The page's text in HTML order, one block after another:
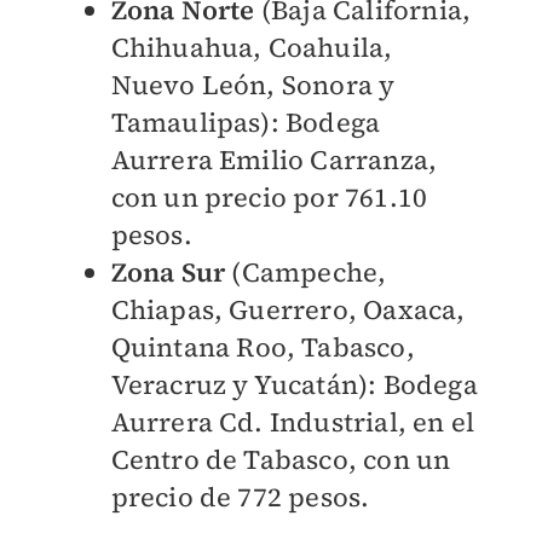
Zona Norte (Baja California,
Chihuahua, Coahuila,
Nuevo León, Sonora y
Tamaulipas): Bodega
Aurrera Emilio Carranza,
con un precio por 761.10
pesos.
Zona Sur(Campeche,
Chiapas, Guerrero, Oaxaca,
Quintana Roo, Tabasco,
Veracruz y Yucatán): Bodega
Aurrera Cd. Industrial, en el
Centro de Tabasco, con un
precio de 772 pesos.